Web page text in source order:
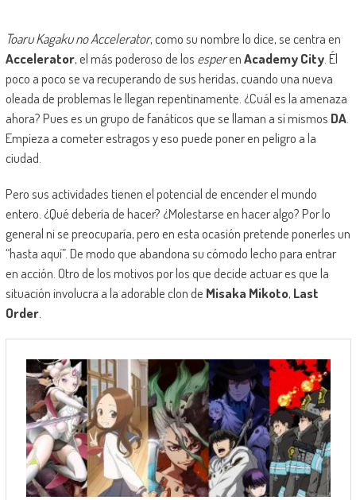
Toaru Kagaku no Accelerator, como su nombre lo dice, se centra en
Accelerator, el más poderoso de los esperenAcademy City. Él
poco a poco se va recuperando de sus heridas, cuando una nueva
oleada de problemas le llegan repentinamente. ¿Cuál es la amenaza
ahora? Pues es un grupo de fanáticos que se llaman a sí mismos DA.
Empieza a cometer estragos y eso puede poner en peligro a la
ciudad.
Pero sus actividades tienen el potencial de encender el mundo
entero. ¿Qué debería de hacer? ¿Molestarse en hacer algo? Por lo
general ni se preocuparía, pero en esta ocasión pretende ponerles un
“hasta aquí”. De modo que abandona su cómodo lecho para entrar
en acción. Otro de los motivos por los que decide actuar es que la
situación involucra a la adorable clon de Misaka Mikoto, Last
Order.